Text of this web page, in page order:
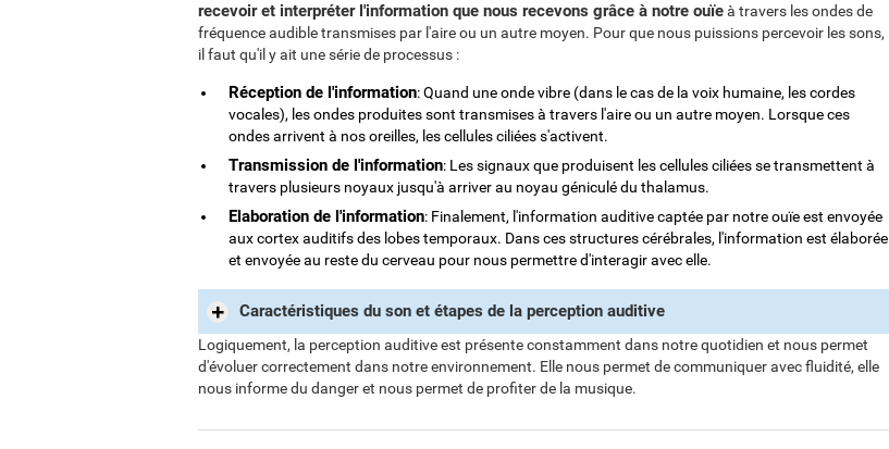
recevoir et interpréter l'information que nous recevons grâce à notre ouïeà travers les ondes de
fréquence audible transmises par l'aire ou un autre moyen. Pour que nous puissions percevoir les sons,
il faut qu'il y ait une série de processus :
Réception de l'information: Quand une onde vibre (dans le cas de la voix humaine, les cordes
vocales), les ondes produites sont transmises à travers l'aire ou un autre moyen. Lorsque ces
ondes arrivent à nos oreilles, les cellules ciliées s'activent.
Transmission de l'information: Les signaux que produisent les cellules ciliées se transmettent à
travers plusieurs noyaux jusqu'à arriver au noyau géniculé du thalamus.
Elaboration de l'information: Finalement, l'information auditive captée par notre ouïe est envoyée
aux cortex auditifs des lobes temporaux. Dans ces structures cérébrales, l'information est élaborée
et envoyée au reste du cerveau pour nous permettre d'interagir avec elle.
Caractéristiques du son et étapes de la perception auditive
Logiquement, la perception auditive est présente constamment dans notre quotidien et nous permet
d'évoluer correctement dans notre environnement. Elle nous permet de communiquer avec fluidité, elle
nous informe du danger et nous permet de profiter de la musique.